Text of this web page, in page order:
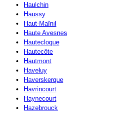
Haulchin
Haussy
Haut-Maînil
Haute Avesnes
Hautecloque
Hautecôte
Hautmont
Haveluy
Haverskerque
Havrincourt
Haynecourt
Hazebrouck